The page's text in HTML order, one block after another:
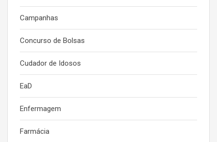
Campanhas
Concurso de Bolsas
Cudador de Idosos
EaD
Enfermagem
Farmácia